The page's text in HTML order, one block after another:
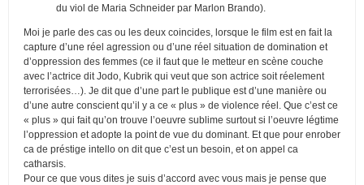
du viol de Maria Schneider par Marlon Brando).
Moi je parle des cas ou les deux coincides, lorsque le film est en fait la
capture d’une réel agression ou d’une réel situation de domination et
d’oppression des femmes (ce il faut que le metteur en scène couche
avec l’actrice dit Jodo, Kubrik qui veut que son actrice soit réelement
terrorisées…). Je dit que d’une part le publique est d’une manière ou
d’une autre conscient qu’il y a ce « plus » de violence réel. Que c’est ce
« plus » qui fait qu’on trouve l’oeuvre sublime surtout si l’oeuvre légtime
l’oppression et adopte la point de vue du dominant. Et que pour enrober
ca de préstige intello on dit que c’est un besoin, et on appel ca
catharsis.
Pour ce que vous dites je suis d’accord avec vous mais je pense que